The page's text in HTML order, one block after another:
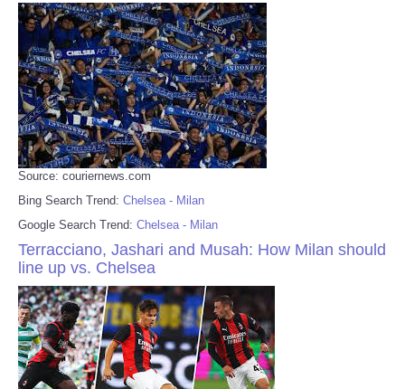
Source: couriernews.com
Bing Search Trend: Chelsea - Milan
Google Search Trend: Chelsea - Milan
Terracciano, Jashari and Musah: How Milan should
line up vs. Chelsea